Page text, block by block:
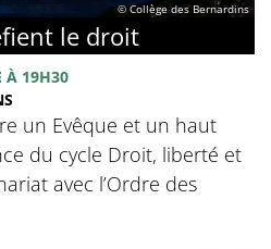
© Collège des Bernardins
le droit
À 19H30
un Evêque et un haut
du cycle Droit, liberté et
avec l’Ordre des